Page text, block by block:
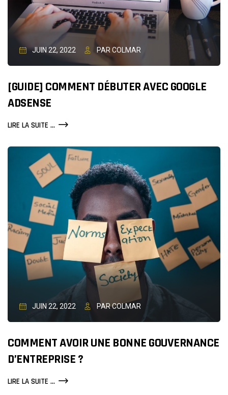
JUIN 22, 2022 PAR COLMAR
[GUIDE] COMMENT DÉBUTER AVEC GOOGLE
ADSENSE
LIRE LA SUITE ...[GUIDE]
AVEC
GOOGLE
ADSENSE
JUIN 22, 2022 PAR COLMAR
COMMENT AVOIR UNE BONNE GOUVERNANCE
D’ENTREPRISE ?
LIRE LA SUITE ...COMMENT